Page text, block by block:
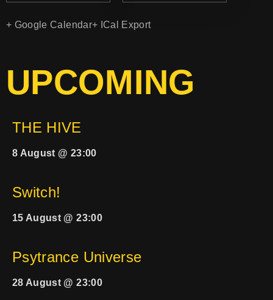
+ Google Calendar+ ICal Export
UPCOMING
THE HIVE
8 August @ 23:00
Switch!
15 August @ 23:00
Psytrance Universe
28 August @ 23:00